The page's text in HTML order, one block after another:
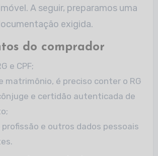
A seguir, preparamos uma
exigida.
do comprador
e CPF;
matrimônio, é preciso conter o RG
e certidão autenticada de
profissão e outros dados pessoais